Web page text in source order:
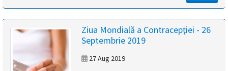
Ziua Mondială a Contracepţiei - 26
Septembrie 2019
27 Aug 2019